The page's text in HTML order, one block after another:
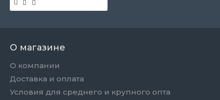
О магазине
О компании
Доставка и оплата
Условия для среднего и крупного опта